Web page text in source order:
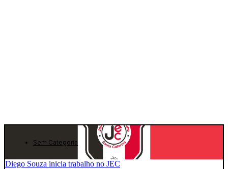
Sem Categoria
Diego Souza inicia trabalho no JEC